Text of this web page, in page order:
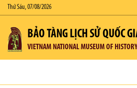
Thứ Sáu, 07/08/2026
BẢO TÀNG LỊCH SỬ QUỐC
VIETNAM NATIONAL MUSEUM OF HISTORY